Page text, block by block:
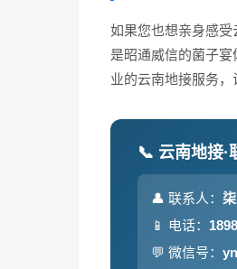
如果您也想亲身感
是昭通威信的菌子
业的云南地接服务，
📞 云南地接·
👤 联系人：
📱 电话：
💬 微信号：